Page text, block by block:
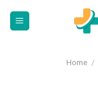
Home /